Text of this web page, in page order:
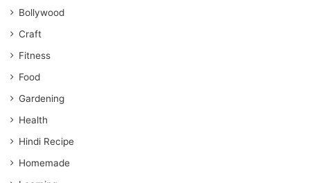
Bollywood
Craft
Fitness
Food
Gardening
Health
Hindi Recipe
Homemade